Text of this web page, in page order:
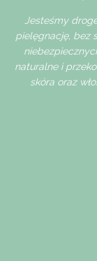
Jesteśmy
pielęgnację, bez
naturalne i
skóra oraz